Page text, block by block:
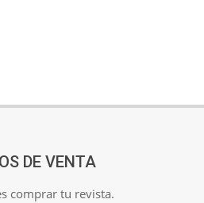
DE VENTA
comprar tu revista.